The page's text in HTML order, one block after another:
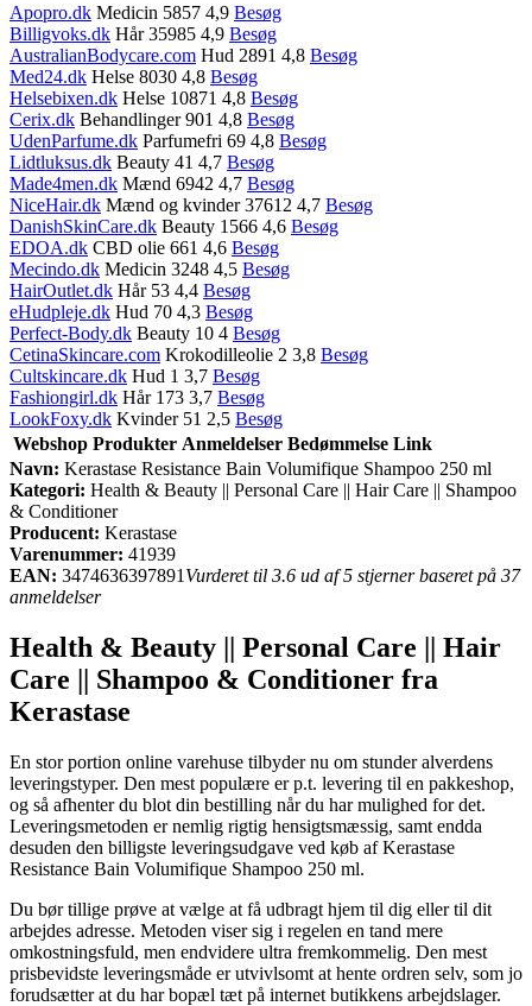
Apopro.dk Medicin 5857 4,9 Besøg
Billigvoks.dk Hår 35985 4,9 Besøg
AustralianBodycare.com Hud 2891 4,8 Besøg
Med24.dk Helse 8030 4,8 Besøg
Helsebixen.dk Helse 10871 4,8 Besøg
Cerix.dk Behandlinger 901 4,8 Besøg
UdenParfume.dk Parfumefri 69 4,8 Besøg
Lidtluksus.dk Beauty 41 4,7 Besøg
Made4men.dk Mænd 6942 4,7 Besøg
NiceHair.dk Mænd og kvinder 37612 4,7 Besøg
DanishSkinCare.dk Beauty 1566 4,6 Besøg
EDOA.dk CBD olie 661 4,6 Besøg
Mecindo.dk Medicin 3248 4,5 Besøg
HairOutlet.dk Hår 53 4,4 Besøg
eHudpleje.dk Hud 70 4,3 Besøg
Perfect-Body.dk Beauty 10 4 Besøg
CetinaSkincare.com Krokodilleolie 2 3,8 Besøg
Cultskincare.dk Hud 1 3,7 Besøg
Fashiongirl.dk Hår 173 3,7 Besøg
LookFoxy.dk Kvinder 51 2,5 Besøg
Webshop Produkter Anmeldelser Bedømmelse Link
Navn: Kerastase Resistance Bain Volumifique Shampoo 250 ml
Kategori: Health & Beauty || Personal Care || Hair Care || Shampoo
& Conditioner
Producent: Kerastase
Varenummer: 41939
EAN: 3474636397891 Vurderet til 3.6 ud af 5 stjerner baseret på 37
anmeldelser
Health & Beauty || Personal Care || Hair
Care || Shampoo & Conditioner fra
Kerastase
En stor portion online varehuse tilbyder nu om stunder alverdens
leveringstyper. Den mest populære er p.t. levering til en pakkeshop,
og så afhenter du blot din bestilling når du har mulighed for det.
Leveringsmetoden er nemlig rigtig hensigtsmæssig, samt endda
desuden den billigste leveringsudgave ved køb af Kerastase
Resistance Bain Volumifique Shampoo 250 ml.
Du bør tillige prøve at vælge at få udbragt hjem til dig eller til dit
arbejdes adresse. Metoden viser sig i regelen en tand mere
omkostningsfuld, men endvidere ultra fremkommelig. Den mest
prisbevidste leveringsmåde er utvivlsomt at hente ordren selv, som jo
forudsætter at du har bopæl tæt på internet butikkens arbejdslager.